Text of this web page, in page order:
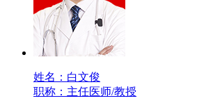
姓名：白文俊
职称：主任医师/教授